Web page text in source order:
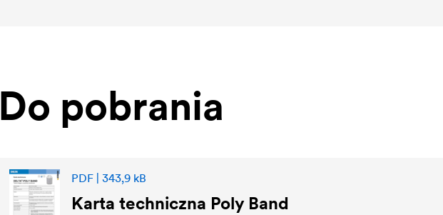
Do pobrania
PDF | 343,9 kB
Karta techniczna Poly Band